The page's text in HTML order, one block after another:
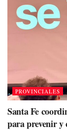
PROVINCIALES
Santa Fe
para prevenir y